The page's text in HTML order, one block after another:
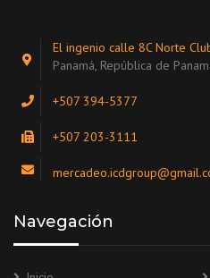
El ingenio calle 8C Norte
Panamá, República de
+507 394-5377
+507 203-3111
Navegación